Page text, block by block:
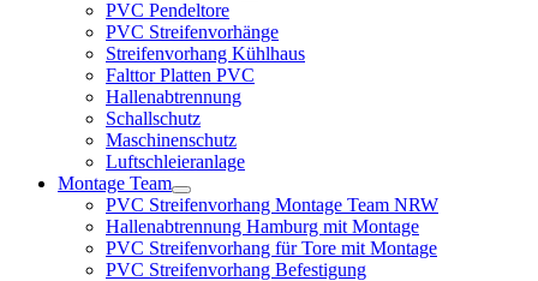
PVC Pendeltore
PVC Streifenvorhänge
Streifenvorhang Kühlhaus
Falttor Platten PVC
Hallenabtrennung
Schallschutz
Maschinenschutz
Luftschleieranlage
Montage Team
PVC Streifenvorhang Montage Team NRW
Hallenabtrennung Hamburg mit Montage
PVC Streifenvorhang für Tore mit Montage
PVC Streifenvorhang Befestigung